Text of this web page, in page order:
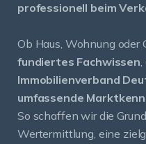
professionell beim
Ob Haus, Wohnung oder
fundiertes Fachwissen,
Immobilienverband
umfassende
So schaffen wir die
Wertermittlung, eine